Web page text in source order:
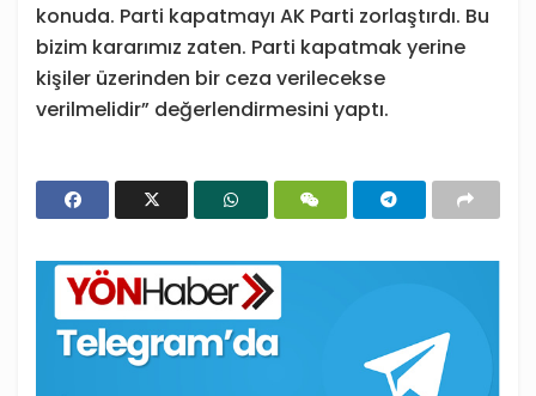
konuda. Parti kapatmayı AK Parti zorlaştırdı. Bu
bizim kararımız zaten. Parti kapatmak yerine
kişiler üzerinden bir ceza verilecekse
verilmelidir” değerlendirmesini yaptı.